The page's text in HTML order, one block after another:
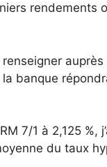
rendements
banque
7/1 à 2,125
du taux